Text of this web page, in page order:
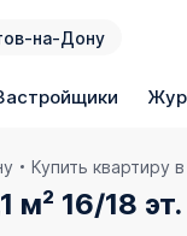
Купить квартиру
м² 16/18